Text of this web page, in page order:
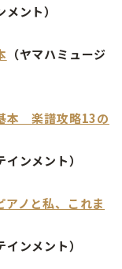
ント）
（ヤマハミュージ
本 楽譜攻略13の
ンメント）
ノと私、これま
ンメント）